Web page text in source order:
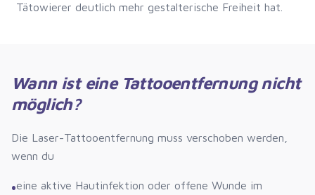
Tätowierer deutlich mehr gestalterische Freiheit hat.
Wann ist eine Tattooentfernung nicht
möglich?
Die Laser-Tattooentfernung muss verschoben werden,
wenn du
•eine aktive Hautinfektion oder offene Wunde im